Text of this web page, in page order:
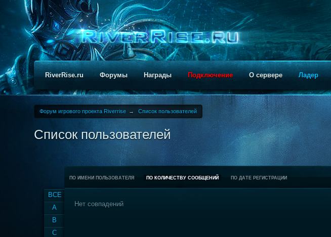
RiverRise.ru Форумы Награды Подключение О сервере Ладер
Форум игрового проекта Riverrise → Список пользователей
Список пользователей
ВСЕ
A
B
C
ПО ИМЕНИ ПОЛЬЗОВАТЕЛЯ ПО КОЛИЧЕСТВУ СООБЩЕНИЙ ПО ДАТЕ РЕГИСТРАЦИИ
Нет совпадений